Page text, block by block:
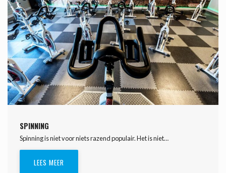
SPINNING
Spinning is niet voor niets razend populair. Het is niet…
LEES MEER